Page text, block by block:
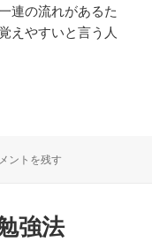
連の流れがあるた
えやすいと言う人
学の効率のいい勉強法 に
ントを残す
強法